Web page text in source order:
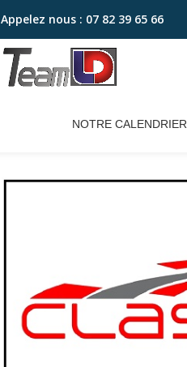
Appelez nous : 07 82 39 65 66
NOTRE CALENDRIER